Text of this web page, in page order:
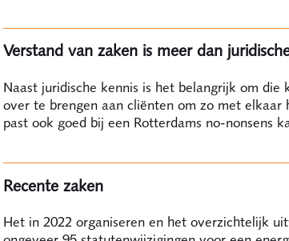
Verstand van zaken is meer dan
Naast juridische kennis is het belangrijk om die
over te brengen aan cliënten om zo met
past ook goed bij een Rotterdams no-nonsens
Recente zaken
Het in 2022 organiseren en het overzichtelijk